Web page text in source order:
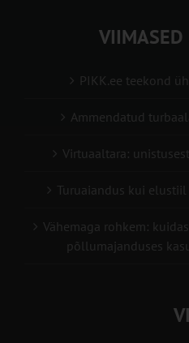
VIIMASED
PIKK.ee teekond
Ammendatud
Virtuaaltara:
Turuaiandus kui
Vähemaga rohkem:
põllumajanduses